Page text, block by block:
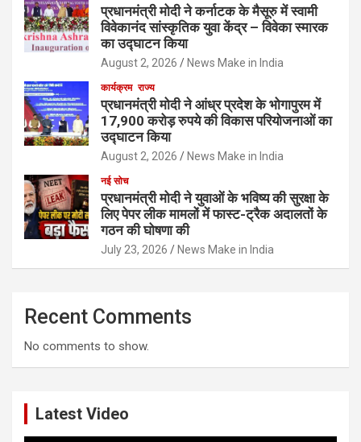
प्रधानमंत्री मोदी ने कर्नाटक के मैसूरु में स्वामी
विवेकानंद सांस्कृतिक युवा केंद्र – विवेका स्मारक
का उद्घाटन किया
August 2, 2026 News Make in India
कार्यक्रम राज्य
प्रधानमंत्री मोदी ने आंध्र प्रदेश के भोगापुरम में
17,900 करोड़ रुपये की विकास परियोजनाओं का
उद्घाटन किया
August 2, 2026 News Make in India
नई सोच
प्रधानमंत्री मोदी ने युवाओं के भविष्य की सुरक्षा के
लिए पेपर लीक मामलों में फास्ट-ट्रैक अदालतों के
गठन की घोषणा की
July 23, 2026 News Make in India
Recent Comments
No comments to show.
Latest Video